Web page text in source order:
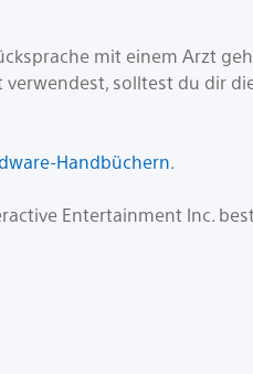
mit einem Arzt
solltest du dir
Handbüchern.
Entertainment Inc.